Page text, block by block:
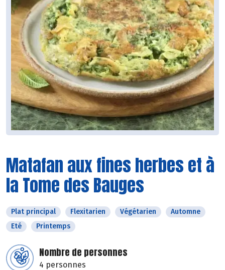
Matafan aux fines herbes et à
la Tome des Bauges
Plat principal Flexitarien Végétarien
Automne
Eté
Printemps
Nombre de personnes
4 personnes